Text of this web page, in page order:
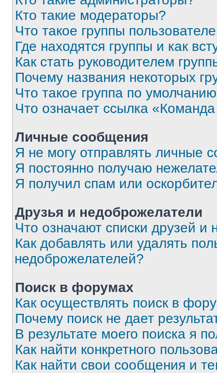
Кто такие модераторы?
Что такое группы
Где находятся группы и как
Как стать руководителем
Почему названия некоторых
Что такое группа по
Что означает ссылка
Личные сообщения
Я не могу отправлять личные
Я постоянно получаю
Я получил спам или
Друзья и недоброжелатели
Что означают списки друзей и
Как добавлять или удалять
недоброжелателей?
Поиск в форумах
Как осуществлять поиск в
Почему поиск не дает
В результате моего поиска я
Как найти конкретного
Как найти свои сообщения и